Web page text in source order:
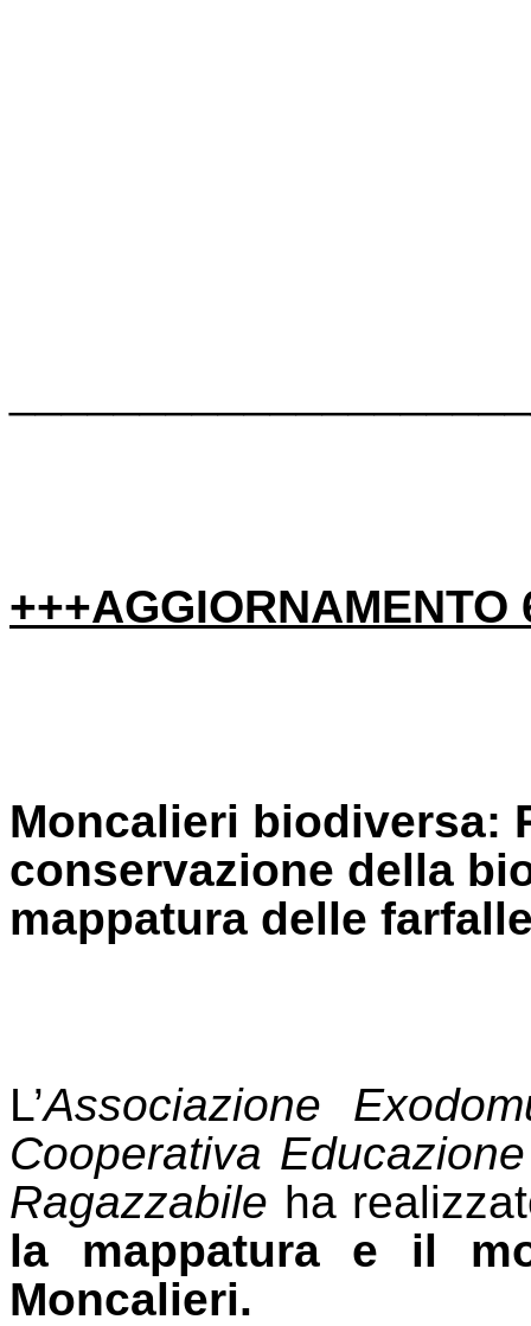
+++AGGIORNAMENTO
Moncalieri biodiversa:
conservazione della
mappatura delle
L’Associazione
Cooperativa
Ragazzabile ha
la mappatura e il
Moncalieri.